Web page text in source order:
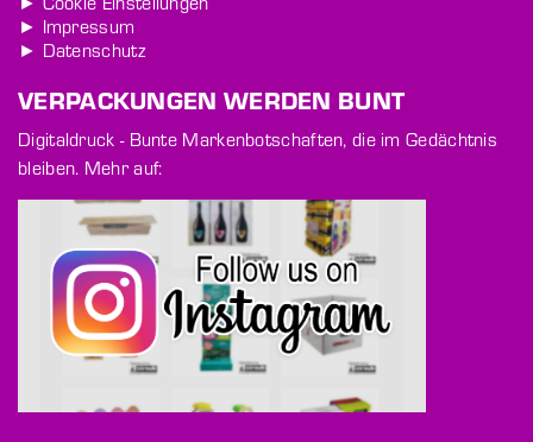
► Impressum
► Datenschutz
VERPACKUNGEN WERDEN BUNT
Digitaldruck - Bunte Markenbotschaften, die im Gedächtnis
bleiben. Mehr auf: